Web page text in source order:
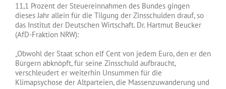
11,1 Prozent der Steuereinnahmen des Bundes gingen
dieses Jahr allein für die Tilgung der Zinsschulden drauf, so
das Institut der Deutschen Wirtschaft. Dr. Hartmut Beucker
(AfD-Fraktion NRW):
„Obwohl der Staat schon elf Cent von jedem Euro, den er den
Bürgern abknöpft, für seine Zinsschuld aufbraucht,
verschleudert er weiterhin Unsummen für die
Klimapsychose der Altparteien, die Massenzuwanderung und